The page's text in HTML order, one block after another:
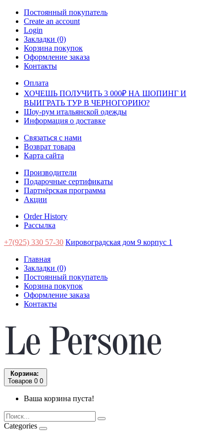
Постоянный покупатель
Create an account
Login
Закладки (0)
Корзина покупок
Оформление заказа
Контакты
Оплата
ХОЧЕШЬ ПОЛУЧИТЬ 3 000₽ НА ШОПИНГ И
ВЫИГРАТЬ ТУР В ЧЕРНОГОРИЮ?
Шоу-рум итальянской одежды
Информация о доставке
Связаться с нами
Возврат товара
Карта сайта
Производители
Подарочные сертификаты
Партнёрская программа
Акции
Order History
Рассылка
+7(925) 330 57-30 Кировоградская дом 9 корпус 1
Главная
Закладки (0)
Постоянный покупатель
Корзина покупок
Оформление заказа
Контакты
Корзина:
Товаров 0 0
Ваша корзина пуста!
Categories